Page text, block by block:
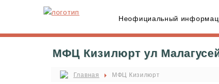
Неофициальный
МФЦ Кизилюрт ул
Главная МФЦ Кизилюрт